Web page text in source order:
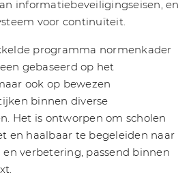
informatiebeveiligingseisen, en
voor continuïteit.
programma normenkader
gebaseerd op het
ook op bewezen
binnen diverse
Het is ontworpen om scholen
en haalbaar te begeleiden naar
verbetering, passend binnen